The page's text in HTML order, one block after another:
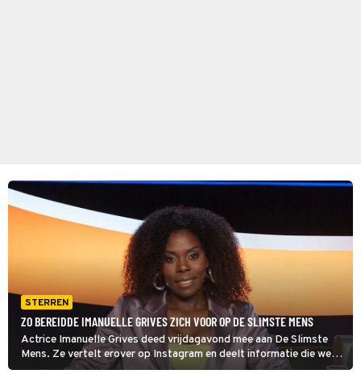
STERREN
ZO BEREIDDE IMANUELLE GRIVES ZICH VOOR OP DE SLIMSTE MENS
Actrice Imanuelle Grives deed vrijdagavond mee aan De Slimste
Mens. Ze vertelt erover op Instagram en deelt informatie die we
eigenlijk nog niet wisten van het programma.